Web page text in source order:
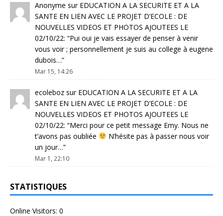
Anonyme sur EDUCATION A LA SECURITE ET A LA
SANTE EN LIEN AVEC LE PROJET D’ECOLE : DE
NOUVELLES VIDEOS ET PHOTOS AJOUTEES LE
02/10/22: “Pui oui je vais essayer de penser à venir
vous voir ; personnellement je suis au college à eugene
dubois…”
Mar 15, 14:26
ecoleboz sur EDUCATION A LA SECURITE ET A LA
SANTE EN LIEN AVEC LE PROJET D’ECOLE : DE
NOUVELLES VIDEOS ET PHOTOS AJOUTEES LE
02/10/22: “Merci pour ce petit message Emy. Nous ne
t’avons pas oubliée
N’hésite pas à passer nous voir
un jour…”
Mar 1, 22:10
STATISTIQUES
Online Visitors: 0